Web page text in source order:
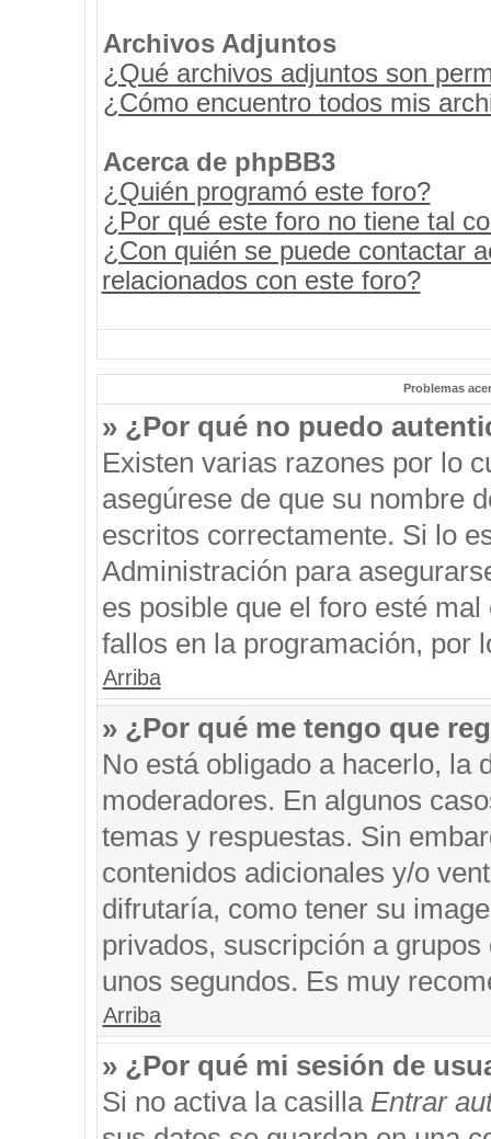
Archivos Adjuntos
¿Qué archivos adjuntos son
¿Cómo encuentro todos mis
Acerca de phpBB3
¿Quién programó este foro?
¿Por qué este foro no tiene tal
¿Con quién se puede contactar
relacionados con este foro?
Problemas
» ¿Por qué no puedo
Existen varias razones por lo
asegúrese de que su nombre
escritos correctamente. Si lo
Administración para
es posible que el foro esté
fallos en la programación, por
Arriba
» ¿Por qué me tengo que
No está obligado a hacerlo, la
moderadores. En algunos
temas y respuestas. Sin
contenidos adicionales y/o
difrutaría, como tener su
privados, suscripción a
unos segundos. Es muy
Arriba
» ¿Por qué mi sesión de
Si no activa la casilla Entrar